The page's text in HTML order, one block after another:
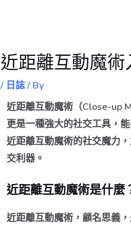
近距離互動魔
/ 日誌/ By
近距離互動魔術（Close-up
更是一種強大的社交工具，
近距離互動魔術的社交魔力
交利器。
近距離互動魔術是什麼
近距離互動魔術，顧名思義